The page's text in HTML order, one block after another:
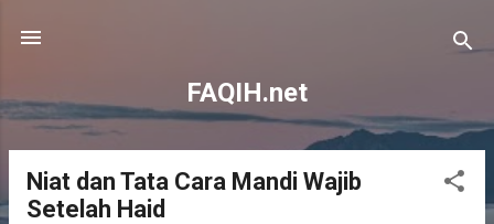
FAQIH.net
Niat dan Tata Cara Mandi Wajib
Setelah Haid